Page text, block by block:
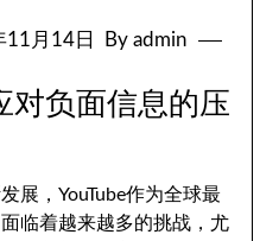
11月14日 By admin
负面信息的压
展，YouTube作为全球最
临着越来越多的挑战，尤